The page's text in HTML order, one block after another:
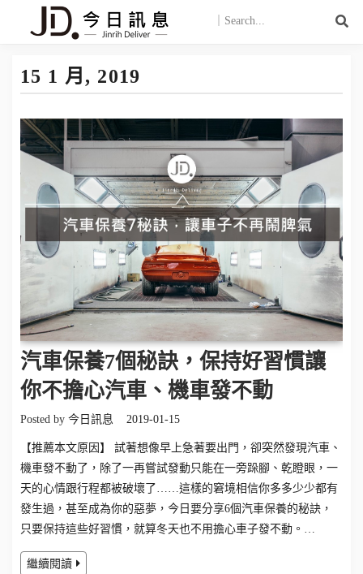
15 1 月, 2019
汽車保養7個秘訣，保持好習慣讓
你不擔心汽車、機車發不動
Posted by 今日訊息 2019-01-15
【推薦本文原因】 試著想像早上急著要出門，卻突然發現汽車、
機車發不動了，除了一再嘗試發動只能在一旁跺腳、乾瞪眼，一
天的心情跟行程都被破壞了……這樣的窘境相信你多多少少都有
發生過，甚至成為你的惡夢，今日要分享6個汽車保養的秘訣，
只要保持這些好習慣，就算冬天也不用擔心車子發不動。…
繼續閱讀